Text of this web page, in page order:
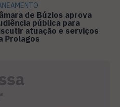
de Búzios aprova
pública para
atuação e serviços
Prolagos